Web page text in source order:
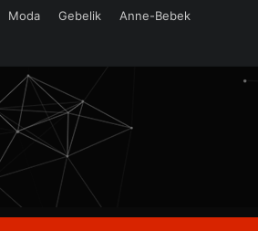
Moda Gebelik Anne-Bebek